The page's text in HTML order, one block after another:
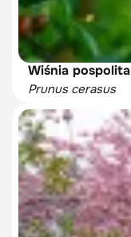
Wiśnia pospolita
Prunus cerasus